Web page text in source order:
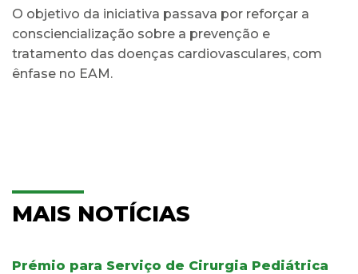
O objetivo da iniciativa passava por reforçar a
consciencialização sobre a prevenção e
tratamento das doenças cardiovasculares, com
ênfase no EAM.
MAIS NOTÍCIAS
Prémio para Serviço de Cirurgia Pediátrica